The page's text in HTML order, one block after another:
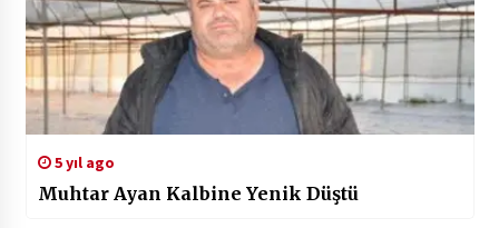
5 yıl ago
Muhtar Ayan Kalbine Yenik Düştü